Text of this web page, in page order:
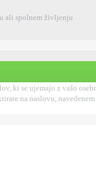
ali spolnem življenju
ki se ujemajo z vašo
na naslovu,